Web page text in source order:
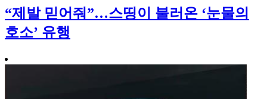
“제발 믿어줘”…스띵이 불러온 ‘눈물의
호소’ 유행